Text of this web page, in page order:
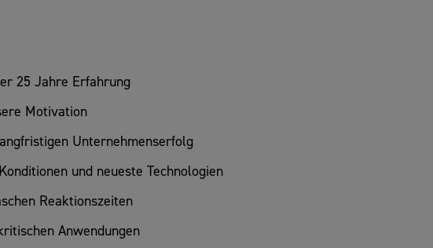
25 Jahre Erfahrung
Motivation
Unternehmenserfolg
und neueste Technologien
Reaktionszeiten
Anwendungen